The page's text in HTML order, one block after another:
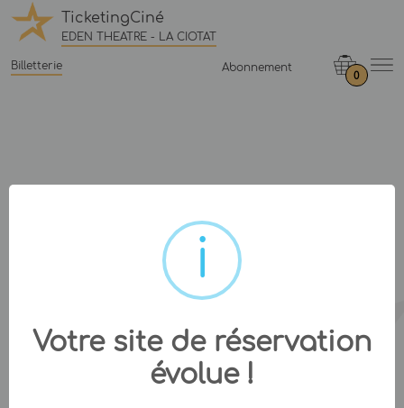
TicketingCiné
EDEN THEATRE - LA CIOTAT
Billetterie Abonnement
0
Votre site de réservation
évolue !